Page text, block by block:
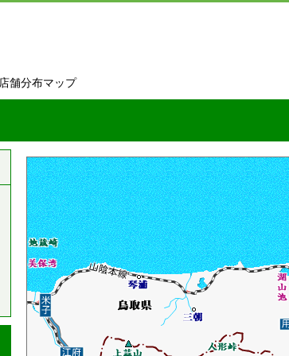
舗分布マップ